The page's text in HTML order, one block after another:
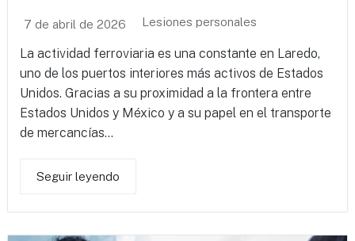
7 de abril de 2026 Lesiones personales
La actividad ferroviaria es una constante en Laredo,
uno de los puertos interiores más activos de Estados
Unidos. Gracias a su proximidad a la frontera entre
Estados Unidos y México y a su papel en el transporte
de mercancías...
Seguir leyendo